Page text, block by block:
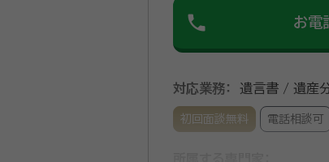
phone お電
対応業務： 遺言書 / 遺産
初回面談無料 電話相談可